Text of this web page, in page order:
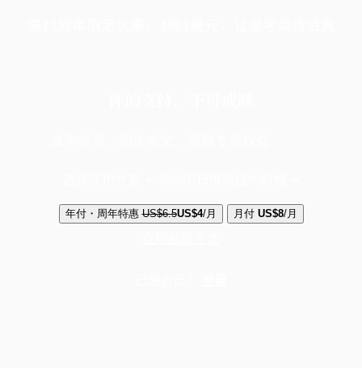
年付・周年特惠 US$6.5US$4/月 月付 US$8/月